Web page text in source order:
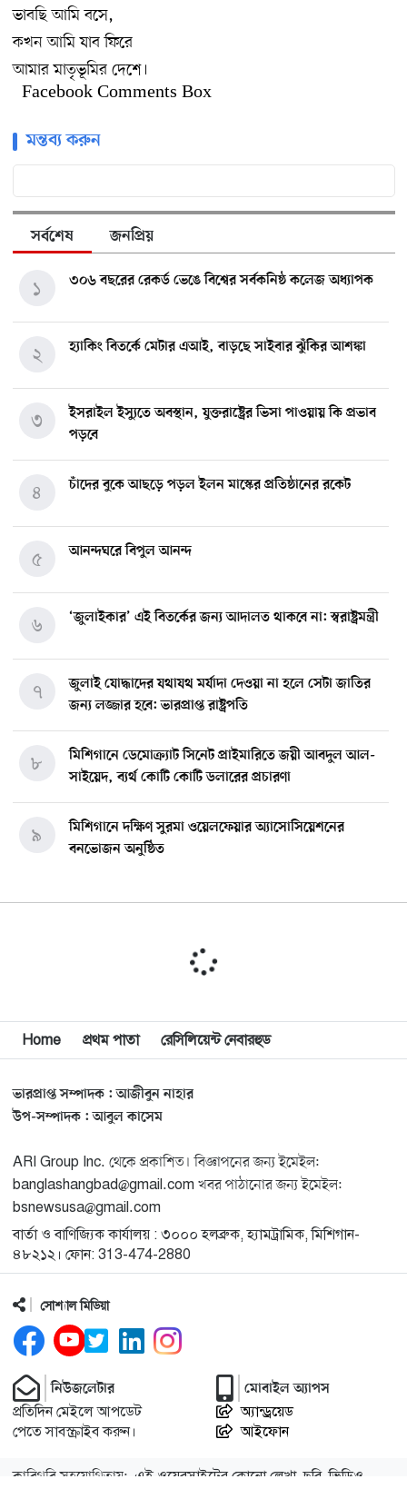
ভাবছি আমি বসে,
কখন আমি যাব ফিরে
আমার মাতৃভূমির দেশে।
Facebook Comments Box
মন্তব্য করুন
সর্বশেষ জনপ্রিয়
৩০৬ বছরের রেকর্ড ভেঙে বিশ্বের সর্বকনিষ্ঠ কলেজ অধ্যাপক
১
হ্যাকিং বিতর্কে মেটার এআই, বাড়ছে সাইবার ঝুঁকির আশঙ্কা
২
ইসরাইল ইস্যুতে অবস্থান, যুক্তরাষ্ট্রের ভিসা পাওয়ায় কি প্রভাব
পড়বে
৩
চাঁদের বুকে আছড়ে পড়ল ইলন মাস্কের প্রতিষ্ঠানের রকেট
৪
আনন্দঘরে বিপুল আনন্দ
৫
‘জুলাইকার’ এই বিতর্কের জন্য আদালত থাকবে না: স্বরাষ্ট্রমন্ত্রী
৬
জুলাই যোদ্ধাদের যথাযথ মর্যাদা দেওয়া না হলে সেটা জাতির
জন্য লজ্জার হবে: ভারপ্রাপ্ত রাষ্ট্রপতি
৭
মিশিগানে ডেমোক্র্যাট সিনেট প্রাইমারিতে জয়ী আবদুল আল-
সাইয়েদ, ব্যর্থ কোটি কোটি ডলারের প্রচারণা
৮
মিশিগানে দক্ষিণ সুরমা ওয়েলফেয়ার অ্যাসোসিয়েশনের
বনভোজন অনুষ্ঠিত
৯
বিশ্বজুড়ে কূটনৈতিক পুনর্বিন্যাস, ৫ অঞ্চলে মিশন বন্ধ করছে
১০
মিশিগানে ফ্রেন্ডস এন্ড ফ্যামিলির বনভোজনে প্রাণের উচ্ছ্বাস
মিশিগানে ডেমোক্র্যাটদের প্রাইমারিতে আল-সাইয়েদকে হারাতে
কেন এত মরিয়া ইসারায়েলি লবি এআইপ্যাক
১২
মুনা দাওয়াহ কনফারেন্স ২০২৬ সম্পর্কে প্রেস ব্রিফিং
১৩
শেখ হাসিনার সঙ্গে সংবাদ সম্মেলনে থাকছেন সাকিব আল
হাসান
১৪
যুক্তরাষ্ট্রকে ছাড়ে বাধ্য করতে কোন কৌশলে ওয়াশিংটনের ওপর
চাপ বাড়াচ্ছে ইরান
১৫
ওয়ান
১৬
মুক্তিযোদ্ধাদের তালিকা তৈরিতে সহযোগিতায় আগ্রহী যুক্তরাষ্ট্র
১৭
সাংস্কৃতিক সমিতির বার্ষিক বনভোজন
১৮
Home প্রথম পাতা রেসিলিয়েন্ট নেবারহুড
ভারপ্রাপ্ত সম্পাদক : আজীবুন নাহার
উপ-সম্পাদক : আবুল কাসেম
ARI Group Inc. থেকে প্রকাশিত। বিজ্ঞাপনের জন্য ইমেইল:
banglashangbad@gmail.com খবর পাঠানোর জন্য ইমেইল:
bsnewsusa@gmail.com
বার্তা ও বাণিজ্যিক কার্যালয় : ৩০০০ হলব্রুক, হ্যামট্রামিক, মিশিগান-
৪৮২১২। ফোন: 313-474-2880
সোশ্যাল মিডিয়া
নিউজলেটার
প্রতিদিন মেইলে আপডেট
পেতে সাবস্ক্রাইব করুন।
মোবাইল অ্যাপস
অ্যান্ড্রয়েড
আইফোন
কারিগরি সহযোগিতায়: এই ওয়েবসাইটের কোনো লেখা, ছবি, ভিডিও